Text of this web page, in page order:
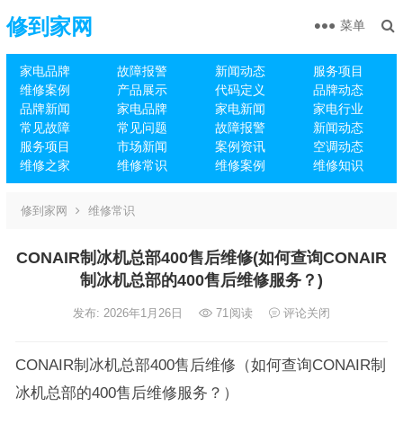
修到家网
家电品牌 故障报警 新闻动态
服务项目
维修案例
产品展示 代码定义
品牌动态
品牌新闻
家电品牌 家电新闻
家电行业
常见故障
常见问题 故障报警
新闻动态
服务项目
市场新闻 案例资讯
空调动态
维修之家
维修常识 维修案例 维修知识
菜单
修到家网 维修常识
CONAIR制冰机总部400售后维修(如何查询CONAIR
制冰机总部的400售后维修服务？)
发布: 2026年1月26日 71阅读 评论关闭
CONAIR制冰机总部400售后维修（如何查询CONAIR制
冰机总部的400售后维修服务？）